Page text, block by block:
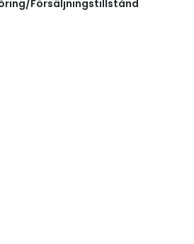
Försäljningstillstånd